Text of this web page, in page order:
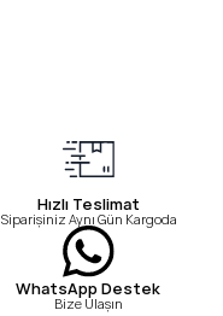
Hızlı Teslimat
Siparişiniz Aynı Gün Kargoda
WhatsApp Destek
Bize Ulaşın